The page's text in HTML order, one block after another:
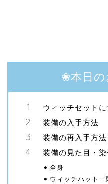
❀本日
ウィッチセット
装備の入手方法
装備の再入手方法
装備の見た目・
全身
ウィッチハット :